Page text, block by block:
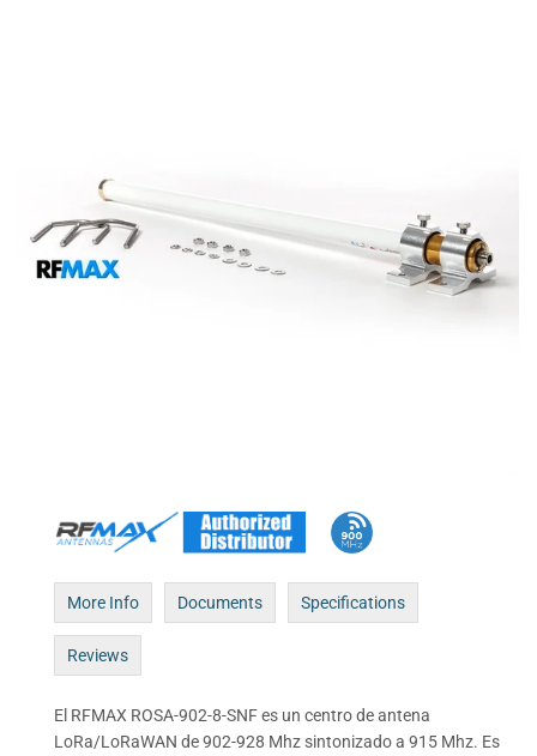
More Info Documents Specifications
Reviews
El RFMAX ROSA-902-8-SNF es un centro de antena
LoRa/LoRaWAN de 902-928 Mhz sintonizado a 915 Mhz. Es